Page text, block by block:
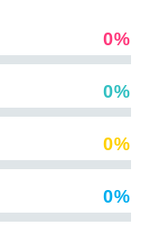
0%
0%
0%
0%